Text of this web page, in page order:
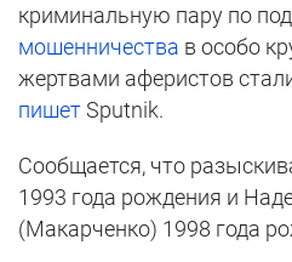
криминальную пару по
мошенничества в особо
жертвами аферистов
пишетSputnik.
Сообщается, что
1993 года рождения и
(Макарченко) 1998 года